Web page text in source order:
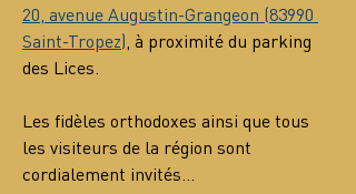
20, avenue Augustin-Grangeon (83990
Saint-Tropez), à proximité du parking
des Lices.
Les fidèles orthodoxes ainsi que tous
les visiteurs de la région sont
cordialement invités…